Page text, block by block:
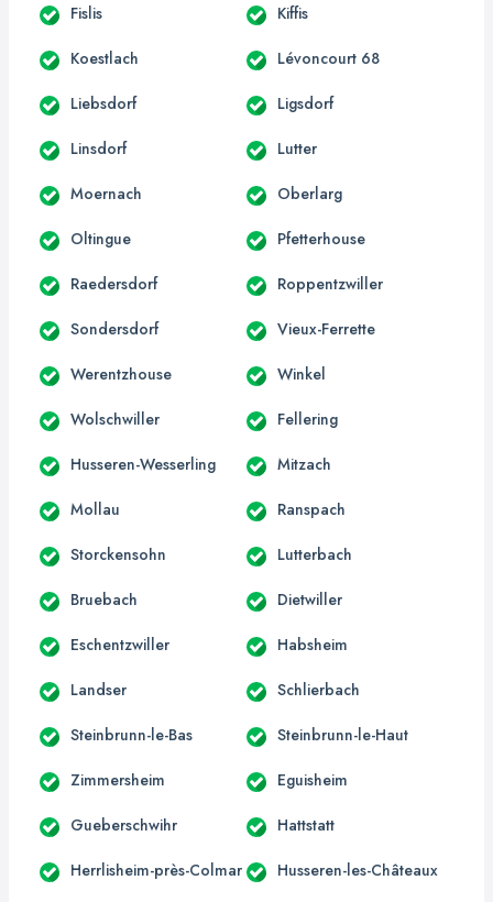
Fislis Kiffis
Koestlach Lévoncourt 68
Liebsdorf Ligsdorf
Linsdorf Lutter
Moernach Oberlarg
Oltingue Pfetterhouse
Raedersdorf Roppentzwiller
Sondersdorf Vieux-Ferrette
Werentzhouse Winkel
Wolschwiller Fellering
Husseren-Wesserling Mitzach
Mollau Ranspach
Storckensohn Lutterbach
Bruebach Dietwiller
Eschentzwiller Habsheim
Landser Schlierbach
Steinbrunn-le-Bas Steinbrunn-le-Haut
Zimmersheim Eguisheim
Gueberschwihr Hattstatt
Herrlisheim-près-Colmar Husseren-les-Châteaux